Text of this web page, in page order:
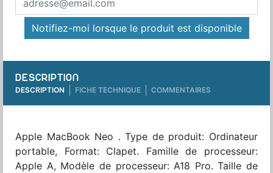
Notifiez-moi lorsque le produit est disponible
DESCRIPTION
DESCRIPTION FICHE TECHNIQUE COMMENTAIRES
Apple MacBook Neo . Type de produit: Ordinateur
portable, Format: Clapet. Famille de processeur:
Apple A, Modèle de processeur: A18 Pro. Taille de